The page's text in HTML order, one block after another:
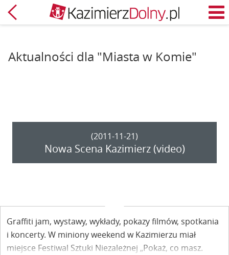
Powrót
Aktualności dla "Miasta w Komie"
(2011-11-21)
Nowa Scena Kazimierz (video)
Graffiti jam, wystawy, wykłady, pokazy filmów, spotkania
i koncerty. W miniony weekend w Kazimierzu miał
miejsce Festiwal Sztuki Niezależnej „Pokaż, co masz.